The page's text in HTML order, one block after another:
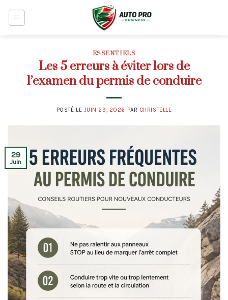
ESSENTIELS
Les 5 erreurs à éviter lors de
l’examen du permis de conduire
POSTÉ LE JUIN 29, 2026 PAR CHRISTELLE
29
Juin